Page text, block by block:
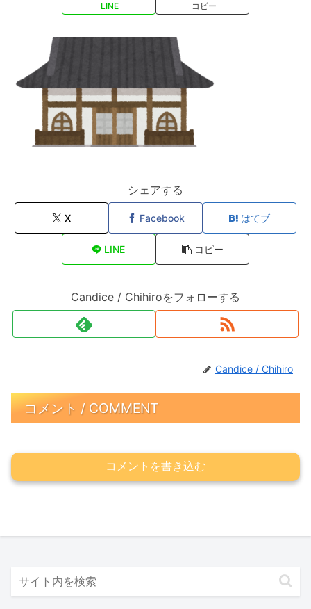
LINE コピー
シェアする
X Facebook はてブ
LINE コピー
Candice / Chihiroをフォローする
Candice / Chihiro
コメント / COMMENT
コメントを書き込む